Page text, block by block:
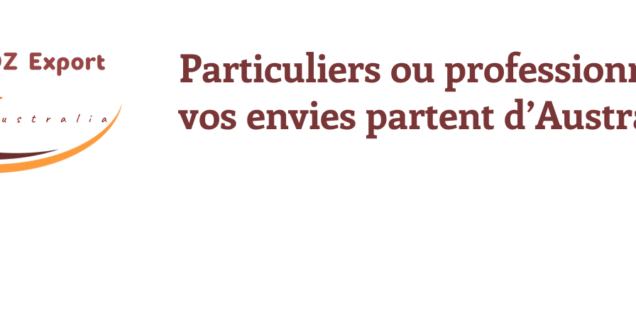
Particuliers ou
vos envies partent